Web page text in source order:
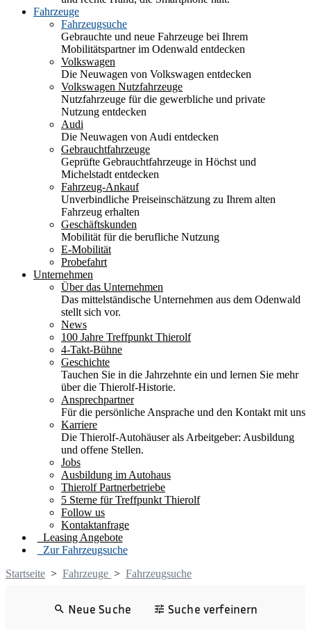
Fahrzeuge
Fahrzeugsuche
Gebrauchte und neue Fahrzeuge bei Ihrem
Mobilitätspartner im Odenwald entdecken
Volkswagen
Die Neuwagen von Volkswagen entdecken
Volkswagen Nutzfahrzeuge
Nutzfahrzeuge für die gewerbliche und private
Nutzung entdecken
Audi
Die Neuwagen von Audi entdecken
Gebrauchtfahrzeuge
Geprüfte Gebrauchtfahrzeuge in Höchst und
Michelstadt entdecken
Fahrzeug-Ankauf
Unverbindliche Preiseinschätzung zu Ihrem alten
Fahrzeug erhalten
Geschäftskunden
Mobilität für die berufliche Nutzung
E-Mobilität
Probefahrt
Unternehmen
Über das Unternehmen
Das mittelständische Unternehmen aus dem Odenwald
stellt sich vor.
News
100 Jahre Treffpunkt Thierolf
4-Takt-Bühne
Geschichte
Tauchen Sie in die Jahrzehnte ein und lernen Sie mehr
über die Thierolf-Historie.
Ansprechpartner
Für die persönliche Ansprache und den Kontakt mit uns
Karriere
Die Thierolf-Autohäuser als Arbeitgeber: Ausbildung
und offene Stellen.
Jobs
Ausbildung im Autohaus
Thierolf Partnerbetriebe
5 Sterne für Treffpunkt Thierolf
Follow us
Kontaktanfrage
Leasing Angebote
Zur Fahrzeugsuche
Startseite > Fahrzeuge > Fahrzeugsuche
Neue Suche Suche verfeinern